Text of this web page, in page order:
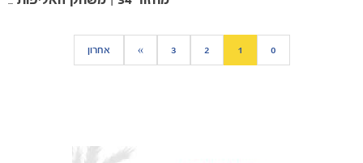
0
1
2
3
» אחרון